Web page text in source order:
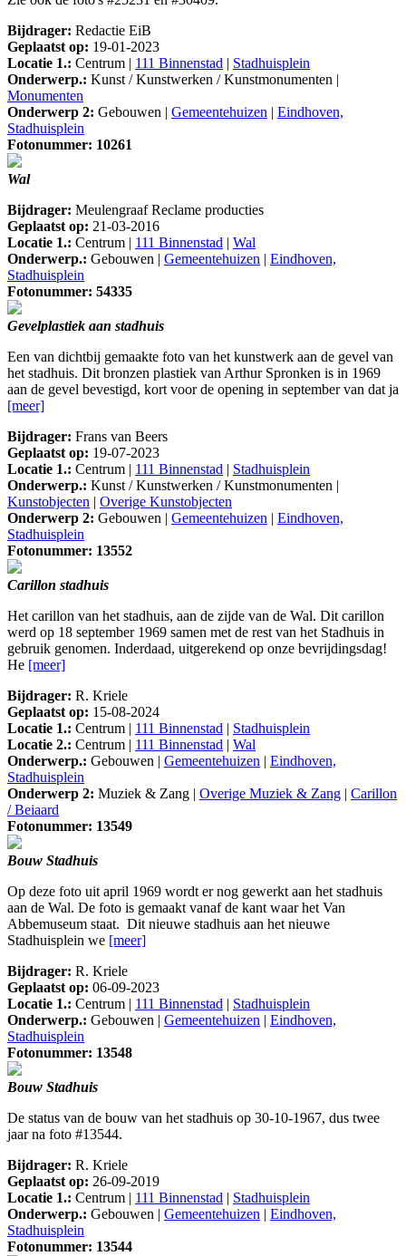
Bijdrager: Redactie EiB
Geplaatst op: 19-01-2023
Locatie 1.: Centrum | 111 Binnenstad | Stadhuisplein
Onderwerp.: Kunst / Kunstwerken / Kunstmonumenten |
Monumenten
Onderwerp 2: Gebouwen | Gemeentehuizen | Eindhoven,
Stadhuisplein
Fotonummer: 10261
Wal
Bijdrager: Meulengraaf Reclame producties
Geplaatst op: 21-03-2016
Locatie 1.: Centrum | 111 Binnenstad | Wal
Onderwerp.: Gebouwen | Gemeentehuizen | Eindhoven,
Stadhuisplein
Fotonummer: 54335
Gevelplastiek aan stadhuis
Een van dichtbij gemaakte foto van het kunstwerk aan de gevel van
het stadhuis. Dit bronzen plastiek van Arthur Spronken is in 1969
aan de gevel bevestigd, kort voor de opening in september van dat ja
[meer]
Bijdrager: Frans van Beers
Geplaatst op: 19-07-2023
Locatie 1.: Centrum | 111 Binnenstad | Stadhuisplein
Onderwerp.: Kunst / Kunstwerken / Kunstmonumenten |
Kunstobjecten | Overige Kunstobjecten
Onderwerp 2: Gebouwen | Gemeentehuizen | Eindhoven,
Stadhuisplein
Fotonummer: 13552
Carillon stadhuis
Het carillon van het stadhuis, aan de zijde van de Wal. Dit carillon
werd op 18 september 1969 samen met de rest van het Stadhuis in
gebruik genomen. Inderdaad, uitgerekend op onze bevrijdingsdag!
He [meer]
Bijdrager: R. Kriele
Geplaatst op: 15-08-2024
Locatie 1.: Centrum | 111 Binnenstad | Stadhuisplein
Locatie 2.: Centrum | 111 Binnenstad | Wal
Onderwerp.: Gebouwen | Gemeentehuizen | Eindhoven,
Stadhuisplein
Onderwerp 2: Muziek & Zang | Overige Muziek & Zang | Carillon
/ Beiaard
Fotonummer: 13549
Bouw Stadhuis
Op deze foto uit april 1969 wordt er nog gewerkt aan het stadhuis
aan de Wal. De foto is gemaakt vanaf de kant waar het Van
Abbemuseum staat. Dit nieuwe stadhuis aan het nieuwe
Stadhuisplein we [meer]
Bijdrager: R. Kriele
Geplaatst op: 06-09-2023
Locatie 1.: Centrum | 111 Binnenstad | Stadhuisplein
Onderwerp.: Gebouwen | Gemeentehuizen | Eindhoven,
Stadhuisplein
Fotonummer: 13548
Bouw Stadhuis
De status van de bouw van het stadhuis op 30-10-1967, dus twee
jaar na foto #13544.
Bijdrager: R. Kriele
Geplaatst op: 26-09-2019
Locatie 1.: Centrum | 111 Binnenstad | Stadhuisplein
Onderwerp.: Gebouwen | Gemeentehuizen | Eindhoven,
Stadhuisplein
Fotonummer: 13544